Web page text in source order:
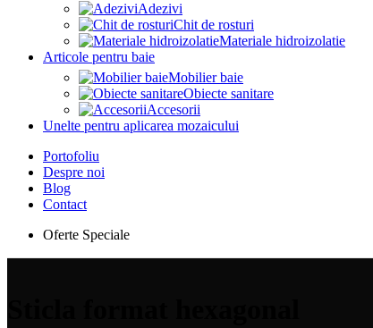
Adezivi
Chit de rosturi
Materiale hidroizolatie
Articole pentru baie
Mobilier baie
Obiecte sanitare
Accesorii
Unelte pentru aplicarea mozaicului
Portofoliu
Despre noi
Blog
Contact
Oferte Speciale